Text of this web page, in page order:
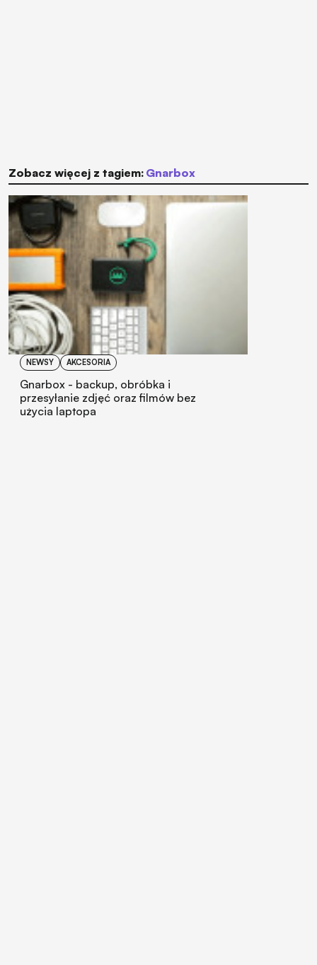
Zobacz więcej z tagiem: Gnarbox
NEWSY AKCESORIA
Gnarbox - backup, obróbka i
przesyłanie zdjęć oraz filmów bez
użycia laptopa